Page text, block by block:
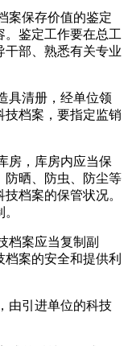
案保存价值的鉴定
。鉴定工作要在总工
干部、熟悉有关专业
具清册，经单位领
技档案，要指定监销
房，库房内应当保
防晒、防虫、防尘等
档案的保管状况。
档案应当复制副
案的安全和提供利
由引进单位的科技